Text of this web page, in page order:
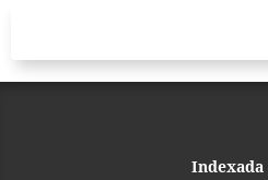
Indexada